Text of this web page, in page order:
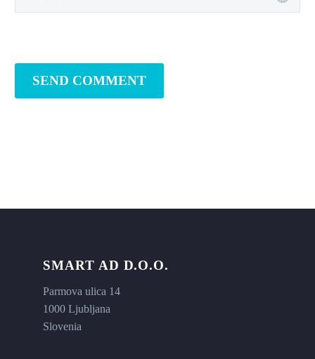
SEND COMMENT
SMART AD D.O.O.
Parmova ulica 14
1000 Ljubljana
Slovenia